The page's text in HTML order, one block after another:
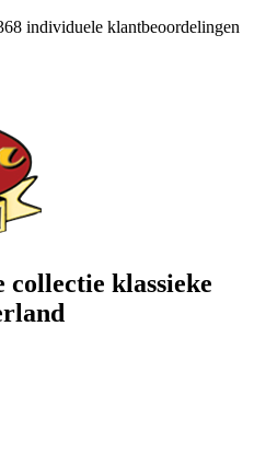
individuele klantbeoordelingen
collectie klassieke